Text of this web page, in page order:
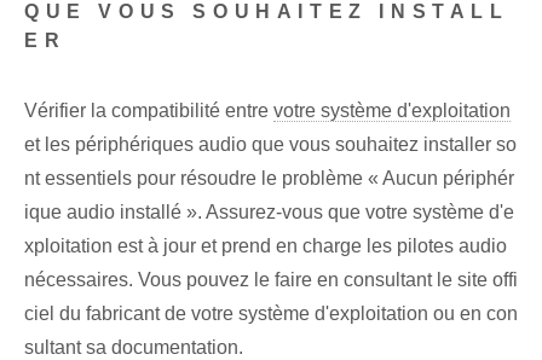
QUE VOUS SOUHAITEZ INSTALL
ER
Vérifier la compatibilité entre votre système d'exploitation
et les périphériques audio que vous souhaitez installer so
nt essentiels pour résoudre le problème « Aucun périphér
ique audio installé ». Assurez-vous que votre système d'e
xploitation est à jour et prend en charge les pilotes audio
nécessaires. Vous pouvez le faire en consultant le site offi
ciel du fabricant de votre système d'exploitation ou en con
sultant sa documentation.